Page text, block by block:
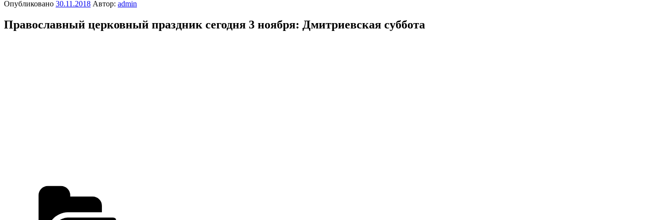
Опубликовано 30.11.2018 Автор: admin
Православный церковный праздник сегодня 3 ноября: Дмитриевская суббота